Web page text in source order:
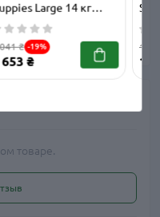
Для взрослых
животных
товаре.
Large 14 кг
корм для щенков
пород с
₴ -19%
653 ₴
194